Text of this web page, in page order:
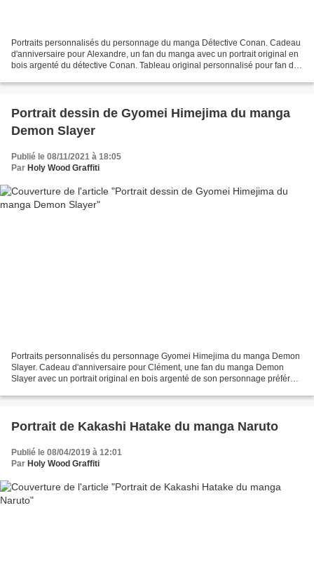
Portraits personnalisés du personnage du manga Détective Conan. Cadeau
d'anniversaire pour Alexandre, un fan du manga avec un portrait original en
bois argenté du détective Conan. Tableau original personnalisé pour fan de
Portrait dessin de Gyomei Himejima du manga
Demon Slayer
Publié le 08/11/2021 à 18:05
Par Holy Wood Graffiti
Portraits personnalisés du personnage Gyomei Himejima du manga Demon
Slayer. Cadeau d'anniversaire pour Clément, une fan du manga Demon
Slayer avec un portrait original en bois argenté de son personnage préféré
Portrait de Kakashi Hatake du manga Naruto
Publié le 08/04/2019 à 12:01
Par Holy Wood Graffiti